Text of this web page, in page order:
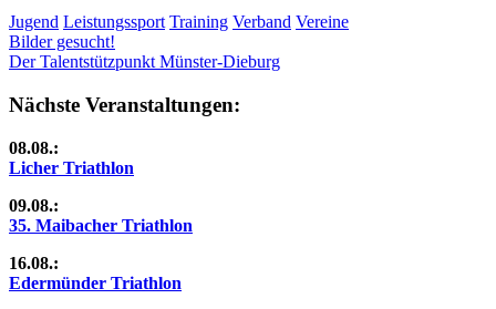
Jugend Leistungssport Training Verband Vereine
Beitragsnavigation
Vorheriger
Beitrag:
Bilder gesucht!
Nächster
Der Talentstützpunkt Münster-Dieburg
Nächste Veranstaltungen:
08.08.:
Licher Triathlon
09.08.:
35. Maibacher Triathlon
16.08.:
Edermünder Triathlon